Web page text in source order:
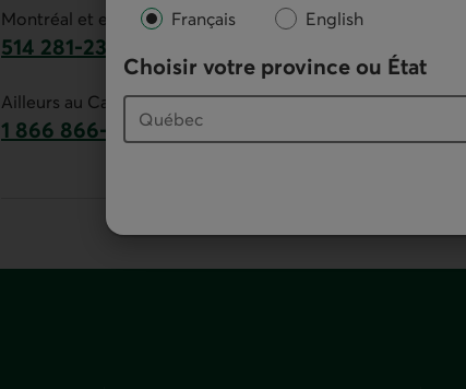
Français English
Choisir votre province ou État
Montréal et environs :
514 281-2336
Ce lien lancera votre logiciel de téléphonie
Ailleurs au Canada :
1 866 866-7000